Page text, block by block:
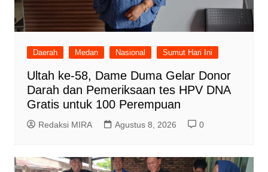
Daerah Medan Nasional Sumut Hari Ini
Ultah ke-58, Dame Duma Gelar Donor
Darah dan Pemeriksaan tes HPV DNA
Gratis untuk 100 Perempuan
Redaksi MIRA Agustus 8, 2026 0